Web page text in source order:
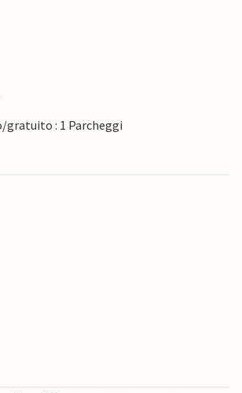
gratuito : 1 Parcheggi